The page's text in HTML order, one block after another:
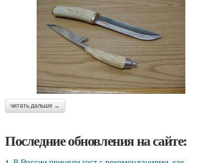
читать дальше →
Последние обновления на сайте: